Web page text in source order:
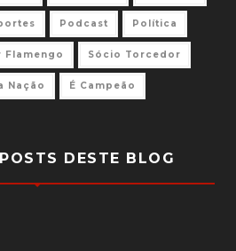
Podcast Política
Flamengo Sócio Torcedor
Nação É Campeão
DESTE BLOG